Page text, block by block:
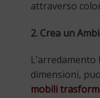
attraverso
2. Crea un
dimensioni,
mobili